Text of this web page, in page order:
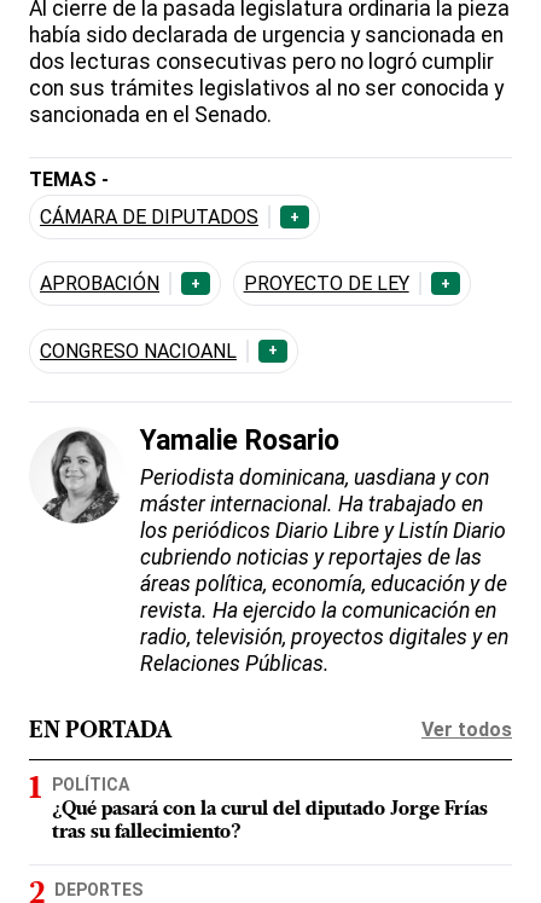
Al cierre de la pasada legislatura ordinaria la pieza
había sido declarada de urgencia y sancionada en
dos lecturas consecutivas pero no logró cumplir
con sus trámites legislativos al no ser conocida y
sancionada en el Senado.
TEMAS -
CÁMARA DE DIPUTADOS
+
APROBACIÓN + PROYECTO DE LEY +
CONGRESO NACIOANL +
Yamalie Rosario
Periodista dominicana, uasdiana y con
máster internacional. Ha trabajado en
los periódicos Diario Libre y Listín Diario
cubriendo noticias y reportajes de las
áreas política, economía, educación y de
revista. Ha ejercido la comunicación en
radio, televisión, proyectos digitales y en
Relaciones Públicas.
EN PORTADA Ver todos
POLÍTICA
¿Qué pasará con la curul del diputado Jorge Frías
tras su fallecimiento?
DEPORTES